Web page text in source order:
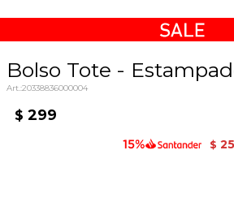
Bolso Tote -
20338836000004
$ 299
$